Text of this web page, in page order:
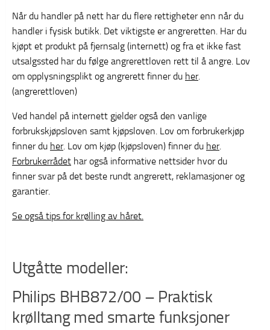
Når du handler på nett har du flere rettigheter enn når du
handler i fysisk butikk. Det viktigste er angreretten. Har du
kjøpt et produkt på fjernsalg (internett) og fra et ikke fast
utsalgssted har du følge angrerettloven rett til å angre. Lov
om opplysningsplikt og angrerett finner du her.
(angrerettloven)
Ved handel på internett gjelder også den vanlige
forbrukskjøpsloven samt kjøpsloven. Lov om forbrukerkjøp
finner du her. Lov om kjøp (kjøpsloven) finner du her.
Forbrukerrådet har også informative nettsider hvor du
finner svar på det beste rundt angrerett, reklamasjoner og
garantier.
Se også tips for krølling av håret.
Utgåtte modeller:
Philips BHB872/00 – Praktisk
krølltang med smarte funksjoner